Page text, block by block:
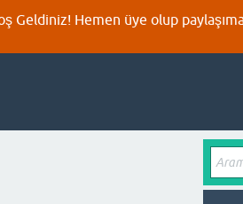
Geldiniz! Hemen üye olup